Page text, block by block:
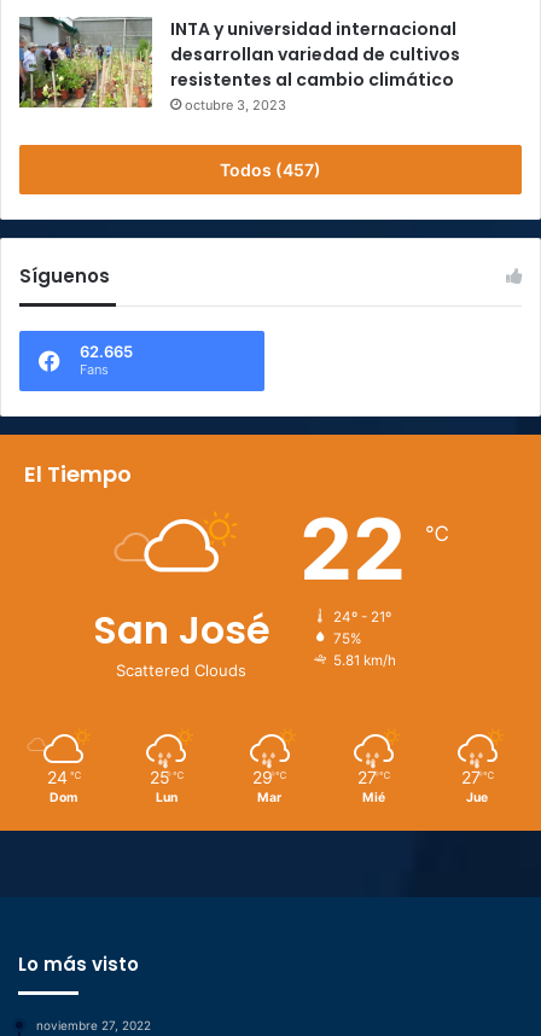
INTA y universidad internacional
desarrollan variedad de cultivos
resistentes al cambio climático
octubre 3, 2023
Todos (457)
Síguenos
62.665
Fans
El Tiempo
San José
Scattered Clouds
22 ℃
24º - 21º
75%
5.81 km/h
24 ℃
Dom
25 ℃
Lun
29 ℃
Mar
27 ℃
Mié
27 ℃
Jue
Lo más visto
noviembre 27, 2022